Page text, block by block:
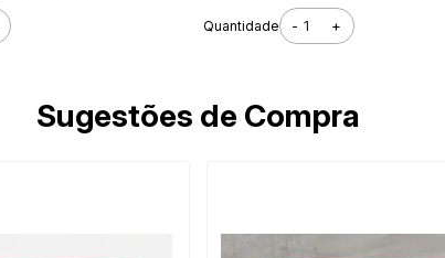
Quantidade - +
Sugestões de Compra